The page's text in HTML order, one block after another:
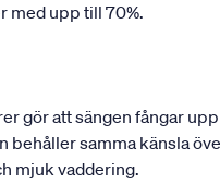
med upp till 70%.
gör att sängen fångar
behåller samma känsla
mjuk vaddering.